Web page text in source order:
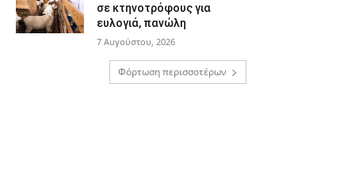
σε κτηνοτρόφους για
ευλογιά, πανώλη
7 Αυγούστου, 2026
Φόρτωση περισσοτέρων